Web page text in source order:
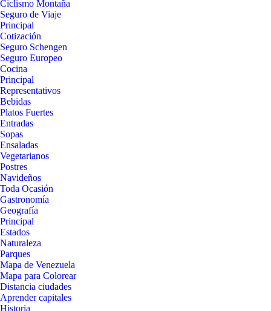
Ciclismo Montaña
Seguro de Viaje
Principal
Cotización
Seguro Schengen
Seguro Europeo
Cocina
Principal
Representativos
Bebidas
Platos Fuertes
Entradas
Sopas
Ensaladas
Vegetarianos
Postres
Navideños
Toda Ocasión
Gastronomía
Geografía
Principal
Estados
Naturaleza
Parques
Mapa de Venezuela
Mapa para Colorear
Distancia ciudades
Aprender capitales
Historia